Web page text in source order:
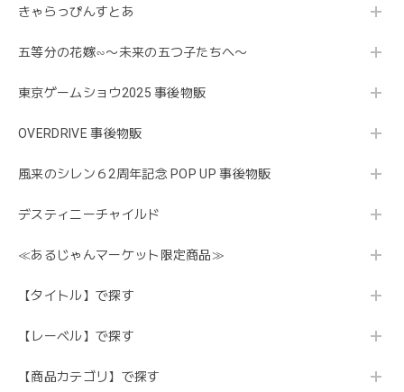
きゃらっぴんすとあ
五等分の花嫁∽〜未来の五つ子たちへ〜
東京ゲームショウ2025 事後物販
OVERDRIVE 事後物販
風来のシレン６2周年記念 POP UP 事後物販
デスティニーチャイルド
≪あるじゃんマーケット限定商品≫
【タイトル】で探す
【レーベル】で探す
【商品カテゴリ】で探す